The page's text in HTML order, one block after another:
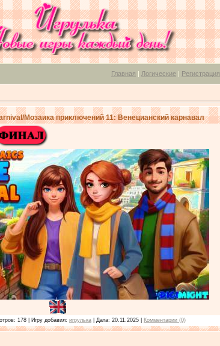
Главная | Логические | Регистрация
Мозаика приключений 11: Венецианский карнавал
178 | Игру добавил: игрулька | Дата: 20.11.2025 Комментарии (0)